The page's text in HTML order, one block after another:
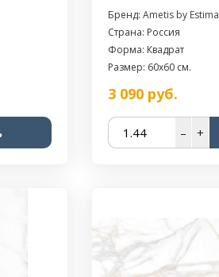
Бренд: Ametis by Estima
Страна: Россия
Форма: Квадрат
Размер: 60x60 см.
3 090руб.
– +